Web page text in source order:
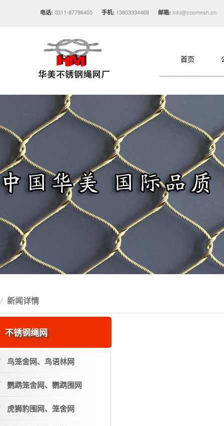
电话: 0311-87796405 手机: 13803334468 邮箱: info@zoomesh.cn
首页
新闻详情
不锈钢绳网
鸟笼舍网、鸟语林网
鹦鹉笼舍网、鹦鹉围网
虎狮豹围网、笼舍网